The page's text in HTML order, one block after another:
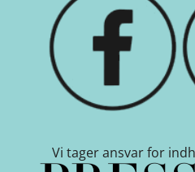
Vi tager ansvar for